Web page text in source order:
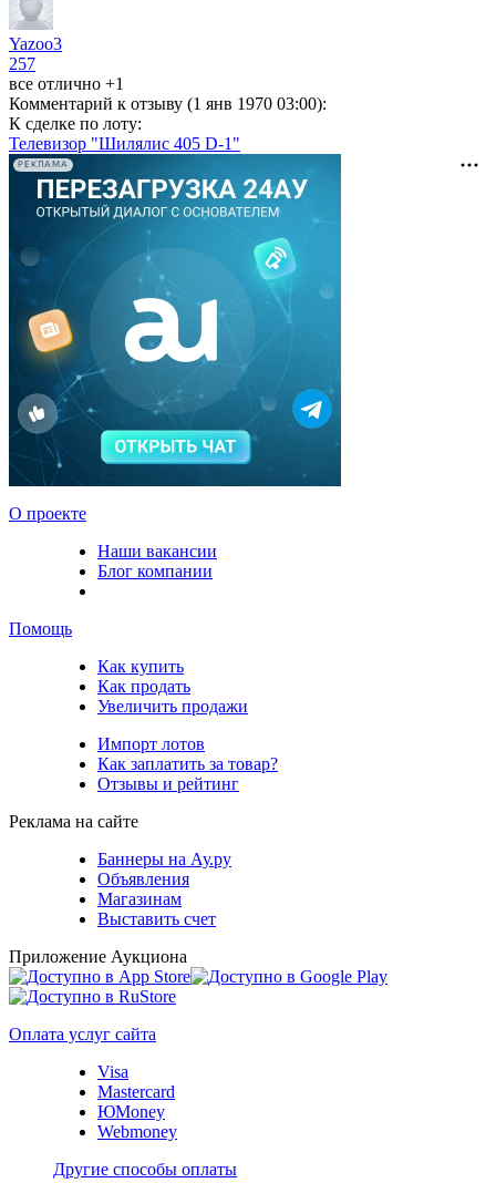
Yazoo3
257
все отлично +1
Комментарий к отзыву (1 янв 1970 03:00):
К сделке по лоту:
Телевизор "Шилялис 405 D-1"
РЕКЛАМА
О проекте
Наши вакансии
Блог компании
Помощь
Как купить
Как продать
Увеличить продажи
Импорт лотов
Как заплатить за товар?
Отзывы и рейтинг
Реклама на сайте
Баннеры на Ау.ру
Объявления
Магазинам
Выставить счет
Приложение Аукциона
Оплата услуг сайта
Visa
Mastercard
ЮMoney
Webmoney
Другие способы оплаты